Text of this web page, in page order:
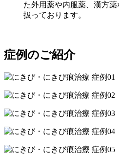
た外用薬や内服薬、漢方
扱っております。
症例のご紹介